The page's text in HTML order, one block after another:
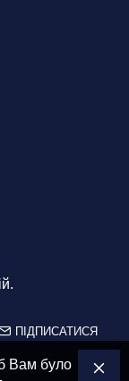
ПІДПИСАТИСЯ
Вам було